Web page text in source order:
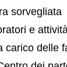
sorvegliata
e
carico delle